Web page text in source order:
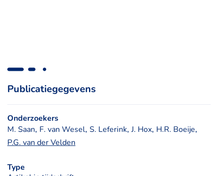
Publicatiegegevens
Onderzoekers
M. Saan, F. van Wesel, S. Leferink, J. Hox, H.R. Boeije,
P.G. van der Velden
Type